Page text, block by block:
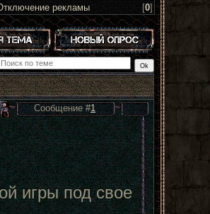
рекламы
[0]
Сообщение #1
игры под свое